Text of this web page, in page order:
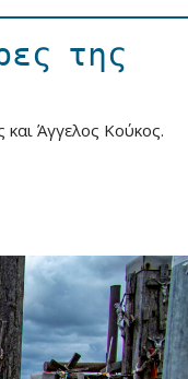
της
και Άγγελος Κούκος.